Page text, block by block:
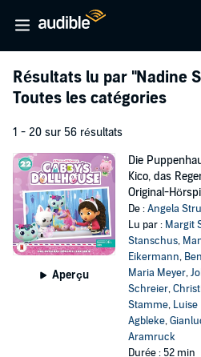
Résultats lu par "Nadine
Toutes les catégories
1 - 20 sur 56 résultats
Aperçu
Die
Kico, das
Original-
De :Angela
Lu par : Margit
Stanschus,
Eikermann,
Maria Meyer,
Schreier,
Stamme, Luise
Agbleke,
Aramruck
Durée : 52 min